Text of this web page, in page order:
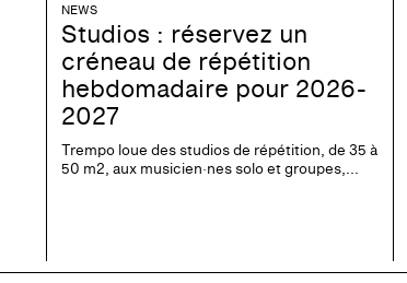
NEWS
Studios : réservez un
créneau de répétition
hebdomadaire pour 2026-
2027
Trempo loue des studios de répétition, de 35 à
50 m2, aux musicien·nes solo et groupes,...